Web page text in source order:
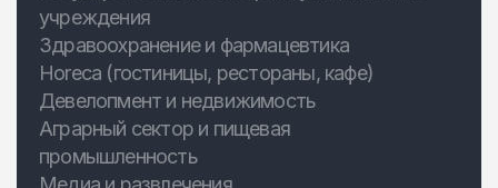
учреждения
Здравоохранение и фармацевтика
Horeca (гостиницы, рестораны, кафе)
Девелопмент и недвижимость
Аграрный сектор и пищевая
промышленность